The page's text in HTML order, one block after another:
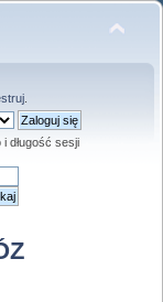
.
długość sesji